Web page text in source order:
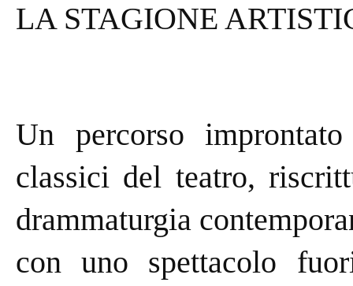
LA STAGIONE
Un percorso
classici del teatro,
drammaturgia
con uno spettacolo